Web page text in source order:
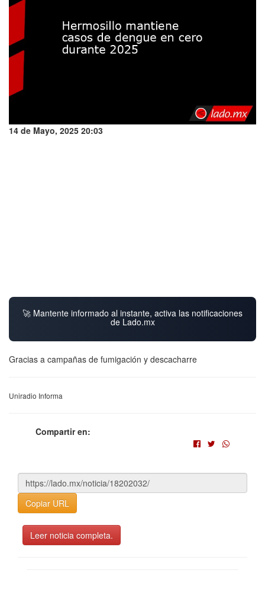
14 de Mayo, 2025 20:03
🚀 Mantente informado al instante, activa las notificaciones
de Lado.mx
Gracias a campañas de fumigación y descacharre
Uniradio Informa
Compartir en:
Copiar URL
Leer noticia completa.